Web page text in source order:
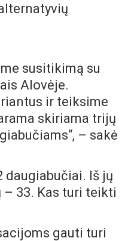
susitikimą su
Alovėje.
ir teiksime
skiriama trijų
– sakė
daugiabučiai. Iš jų
33. Kas turi teikti
gauti turi